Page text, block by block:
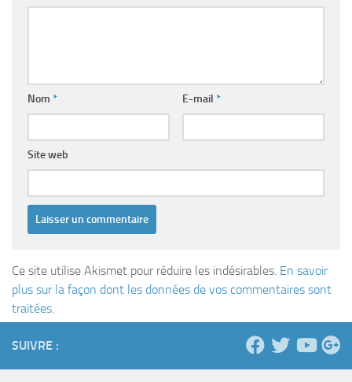
Nom * E-mail *
Site web
Ce site utilise Akismet pour réduire les indésirables. En savoir
plus sur la façon dont les données de vos commentaires sont
traitées.
SUIVRE :